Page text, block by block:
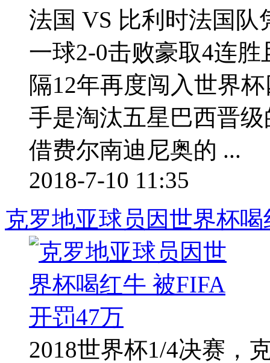
法国 VS 比利时法国
一球2-0击败豪取4连
隔12年再度闯入世界
手是淘汰五星巴西晋
借费尔南迪尼奥的 ...
2018-7-10 11:35
克罗地亚球员因世界杯
2018世界杯1/4决赛，